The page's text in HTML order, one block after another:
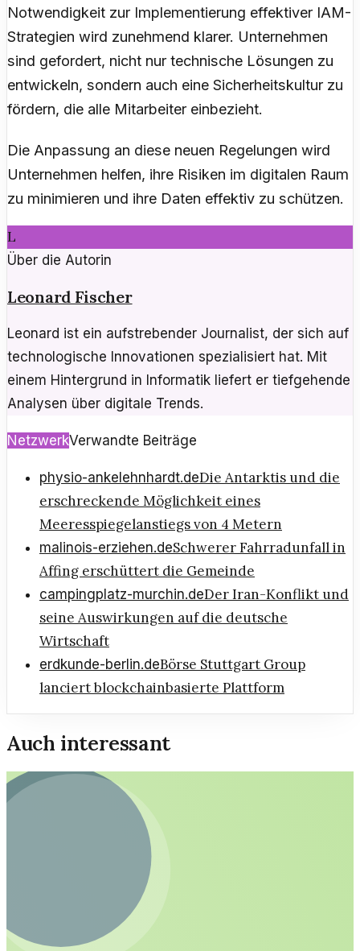
Notwendigkeit zur Implementierung effektiver IAM-
Strategien wird zunehmend klarer. Unternehmen
sind gefordert, nicht nur technische Lösungen zu
entwickeln, sondern auch eine Sicherheitskultur zu
fördern, die alle Mitarbeiter einbezieht.
Die Anpassung an diese neuen Regelungen wird
Unternehmen helfen, ihre Risiken im digitalen Raum
zu minimieren und ihre Daten effektiv zu schützen.
L
Über die Autorin
Leonard Fischer
Leonard ist ein aufstrebender Journalist, der sich auf
technologische Innovationen spezialisiert hat. Mit
einem Hintergrund in Informatik liefert er tiefgehende
Analysen über digitale Trends.
NetzwerkVerwandte Beiträge
physio-ankelehnhardt.deDie Antarktis und die
erschreckende Möglichkeit eines
Meeresspiegelanstiegs von 4 Metern
malinois-erziehen.deSchwerer Fahrradunfall in
Affing erschüttert die Gemeinde
campingplatz-murchin.deDer Iran-Konflikt und
seine Auswirkungen auf die deutsche
Wirtschaft
erdkunde-berlin.deBörse Stuttgart Group
lanciert blockchainbasierte Plattform
Auch interessant